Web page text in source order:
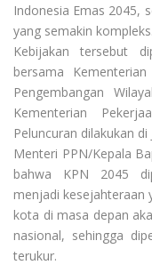
Indonesia Emas 2045,
yang semakin kompleks.
Kebijakan tersebut
bersama
Pengembangan
Kementerian
Peluncuran dilakukan
Menteri PPN/Kepala
bahwa KPN 2045
menjadi kesejahteraan
kota di masa depan
nasional, sehingga
terukur.